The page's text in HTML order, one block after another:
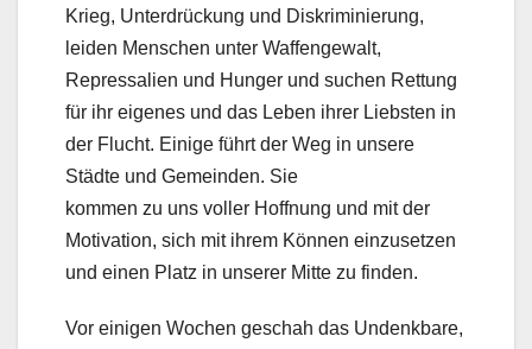
Krieg, Unterdrückung und Diskriminierung,
leiden Menschen unter Waffengewalt,
Repressalien und Hunger und suchen Rettung
für ihr eigenes und das Leben ihrer Liebsten in
der Flucht. Einige führt der Weg in unsere
Städte und Gemeinden. Sie
kommen zu uns voller Hoffnung und mit der
Motivation, sich mit ihrem Können einzusetzen
und einen Platz in unserer Mitte zu finden.
Vor einigen Wochen geschah das Undenkbare,